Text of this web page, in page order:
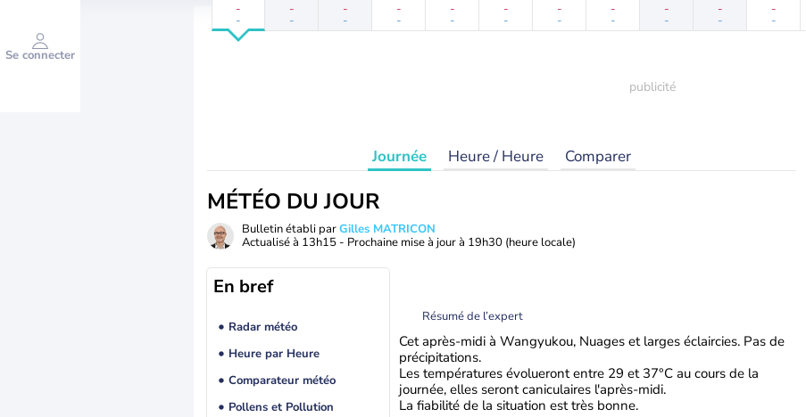
Se connecter
-
-
-
-
-
-
-
-
-
-
-
-
-
-
-
-
-
-
-
-
-
-
Journée Heure / Heure Comparer
MÉTÉO DU JOUR
Bulletin établi parGilles MATRICON
Actualisé à 13h15 - Prochaine mise à jour à 19h30 (heure locale)
En bref
Radar météo
Heure par Heure
Comparateur météo
Pollens et Pollution
Résumé de l’expert
Cet après-midi à Wangyukou, Nuages et larges éclaircies. Pas de
précipitations.
Les températures évolueront entre 29 et 37°C au cours de la
journée, elles seront caniculaires l'après-midi.
La fiabilité de la situation est très bonne.